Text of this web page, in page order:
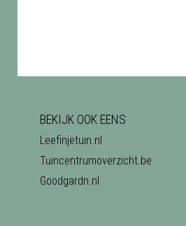
BEKIJK OOK EENS
Leefinjetuin.nl
Tuincentrumoverzicht.be
Goodgardn.nl